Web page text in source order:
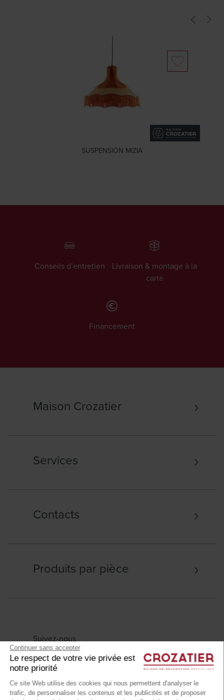
SUSPENSION MIZIA
Conseils d’entretien
Livraison & montage à la
carte
Financement
Maison Crozatier
Services
Contacts
Produits par pièce
Suivez-nous
Continuer sans accepter
Le respect de votre vie privée est
notre priorité
Ce site Web utilise des cookies qui nous permettent d'analyser le
trafic, de personnaliser les contenus et les publicités et de proposer